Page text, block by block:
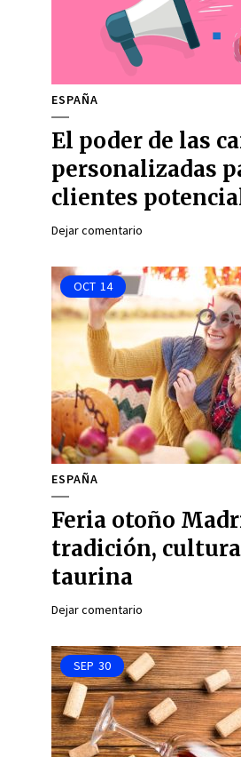
ESPAÑA
El poder de las
personalizadas
clientes
Dejar comentario
OCT 14
ESPAÑA
Feria otoño
tradición,
taurina
Dejar comentario
SEP 30